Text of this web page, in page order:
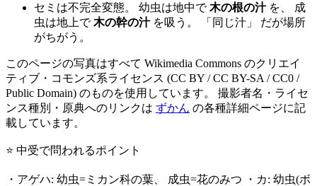
セミは不完全変態。 幼虫は地中で木の根の汁を、 成
虫は地上で木の幹の汁を吸う。 「同じ汁」 だが場所
がちがう。
このページの写真はすべて Wikimedia Commons のクリエイ
ティブ・コモンズ系ライセンス (CC BY / CC BY-SA / CC0 /
Public Domain) のものを使用しています。 撮影者名・ライセ
ンス種別・原典へのリンクは ずかん の各種詳細ページに記
載しています。
⭐ 中受で問われるポイント
・アゲハ: 幼虫=ミカン科の葉、 成虫=花のみつ ・カ: 幼虫(ボ